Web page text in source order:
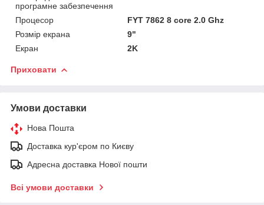
програмне забезпечення
Процесор
FYT 7862 8 core 2.0 Ghz
Розмір екрана
9"
Екран
2K
Приховати
Умови доставки
Нова Пошта
Доставка кур'єром по Києву
Адресна доставка Нової пошти
Всі умови доставки